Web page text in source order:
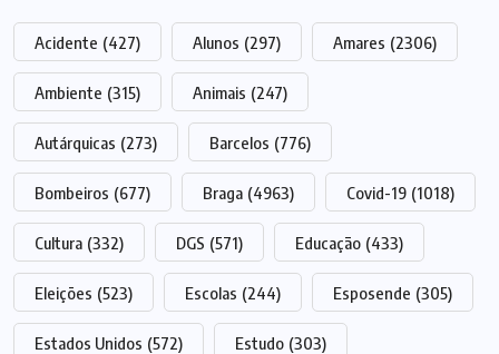
Acidente (427) Alunos (297) Amares (2306)
Ambiente (315) Animais (247)
Autárquicas (273) Barcelos (776)
Bombeiros (677) Braga (4963) Covid-19 (1018)
Cultura (332) DGS (571) Educação (433)
Eleições (523) Escolas (244) Esposende (305)
Estados Unidos (572) Estudo (303)